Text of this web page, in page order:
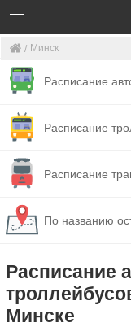
Минск
Расписание
Расписание
Расписание
По названию
Расписание
Минске